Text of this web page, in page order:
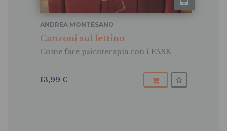
Canzoni sul lettino
Come fare psicoterapia con i FASK
ANDREA MONTESANO
13,99 €